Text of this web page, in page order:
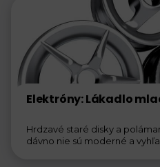
Elektróny: Lákadlo
Hrdzavé staré disky a
dávno nie sú moderné a